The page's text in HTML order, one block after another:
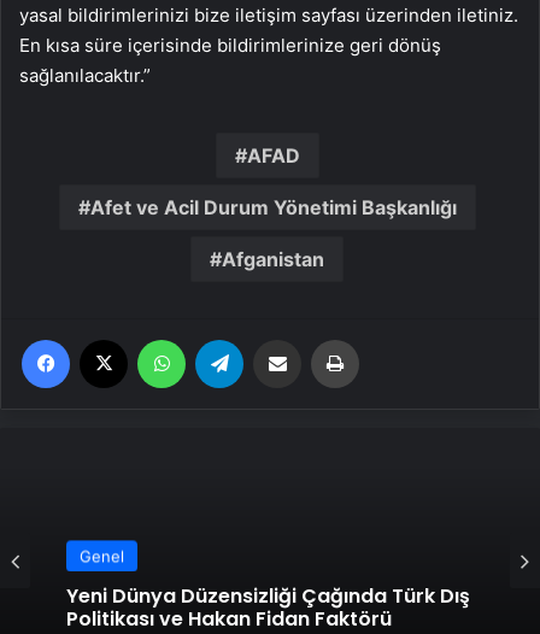
yasal bildirimlerinizi bize iletişim sayfası üzerinden iletiniz.
En kısa süre içerisinde bildirimlerinize geri dönüş
sağlanılacaktır.”
AFAD
Afet ve Acil Durum Yönetimi Başkanlığı
Afganistan
Facebook WhatsApp Email'den paylaş
Genel
Yeni Dünya Düzensizliği Çağında Türk Dış
Politikası ve Hakan Fidan Faktörü